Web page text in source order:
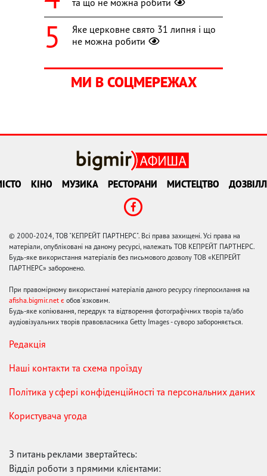
Яке церковне свято 31 липня і що
не можна робити
МИ В СОЦМЕРЕЖАХ
КІНО МУЗИКА РЕСТОРАНИ МИСТЕЦТВО
© 2000-2024, ТОВ "КЕПРЕЙТ ПАРТНЕРС". Всі права захищені. Усі права на
матеріали, опубліковані на даному ресурсі, належать ТОВ КЕПРЕЙТ ПАРТНЕРС.
Будь-яке використання матеріалів без письмового дозволу ТОВ «КЕПРЕЙТ
ПАРТНЕРС» заборонено.
При правомірному використанні матеріалів даного ресурсу гіперпосилання на
afisha.bigmir.net є обов'язковим.
Будь-яке копіювання, передрук та відтворення фотографічних творів та/або
аудіовізуальних творів правовласника Getty Images - суворо забороняється.
Редакція
Наші контакти та схема проїзду
Політика у сфері конфіденційності та персональних даних
Користувача угода
З питань реклами звертайтесь:
Відділ роботи з прямими клієнтами: